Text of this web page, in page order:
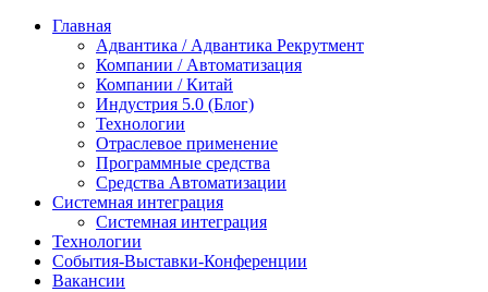
Youtube
Email
Xing
TelegramГлавная
Адвантика / Адвантика Рекрутмент
Компании / Автоматизация
Компании / Китай
Индустрия 5.0 (Блог)
Технологии
Отраслевое применение
Программные средства
Средства Автоматизации
Системная интеграция
Системная интеграция
Технологии
События-Выставки-Конференции
Вакансии